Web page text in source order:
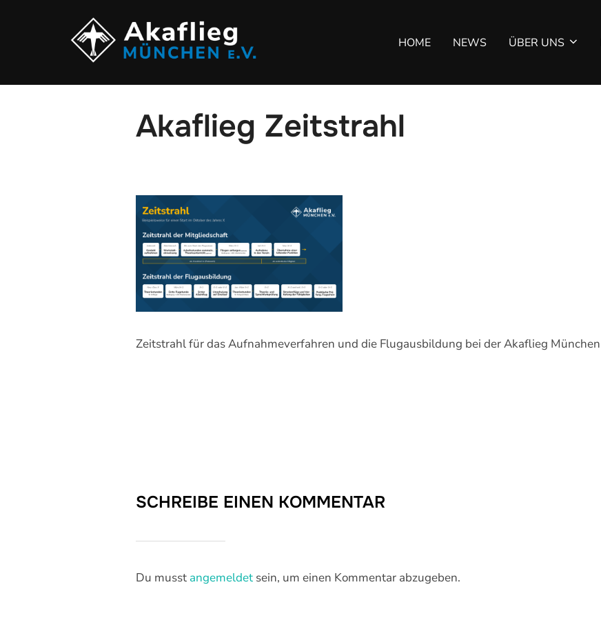
HOME NEWS ÜBER UNS
Akaflieg Zeitstrahl
Zeitstrahl für das Aufnahmeverfahren und die Flugausbildung bei der Akaflieg München
SCHREIBE EINEN KOMMENTAR
Du musst angemeldet sein, um einen Kommentar abzugeben.